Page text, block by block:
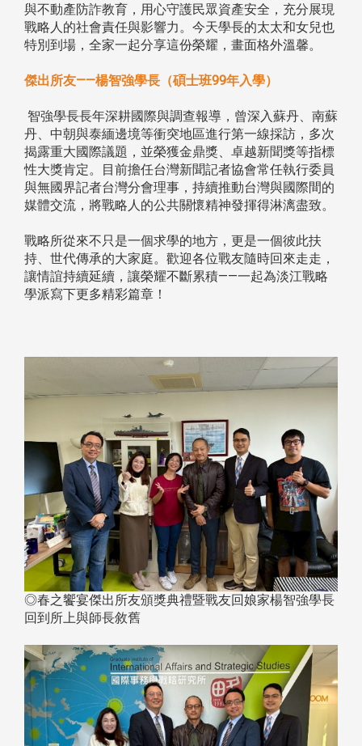
與不動產防詐教育，用心守護民眾資產安全，充分展現
戰略人的社會責任與影響力。今天學長的太太和女兒也
特別到場，全家一起分享這份榮耀，畫面格外溫馨。
傑出所友——楊智強學長（碩士班99年入學）
智強學長長年深耕國際與調查報導，曾深入蘇丹、南蘇
丹、中朝與泰緬邊境等衝突地區進行第一線採訪，多次
揭露重大國際議題，並榮獲金鼎獎、卓越新聞獎等指標
性大獎肯定。目前擔任台灣新聞記者協會常任執行委員
與無國界記者台灣分會理事，持續推動台灣與國際間的
媒體交流，將戰略人的公共關懷精神發揮得淋漓盡致。
戰略所從來不只是一個求學的地方，更是一個彼此扶
持、世代傳承的大家庭。歡迎各位戰友隨時回來走走，
讓情誼持續延續，讓榮耀不斷累積——一起為淡江戰略
學派寫下更多精彩篇章！
◎春之饗宴傑出所友頒獎典禮暨戰友回娘家楊智強學長
回到所上與師長敘舊